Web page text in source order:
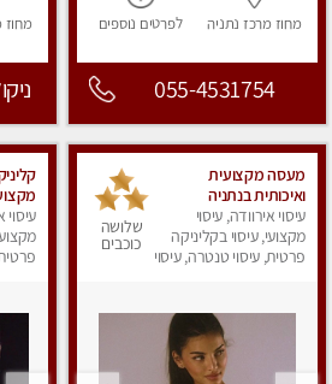
מחוז מרכז נתניה לפרטים נוספים
055-4531754
מחוז
ניקול:
מעסה מקצועית
ואיכותית בנתניה
עיסוי אירוודה, עיסוי
מקצועי, עיסוי בקליניקה
פרטית, עיסוי טנטרה, עיסוי
שלושה
כוכבים
עיסוי